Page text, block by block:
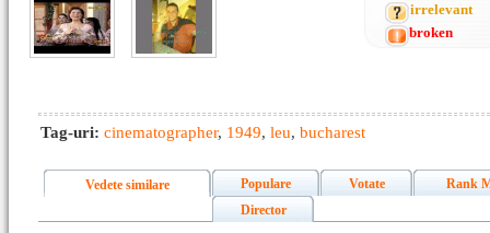
irrelevant
broken
Tag-uri: cinematographer, 1949, leu, bucharest
Vedete similare Populare Votate
Rank
Director